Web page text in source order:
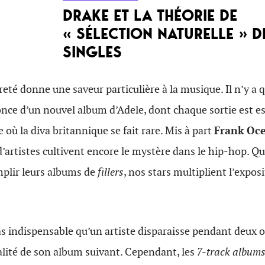
DRAKE ET LA THÉORIE DE
« SÉLECTION NATURELLE »
SINGLES
donne une saveur particulière à la musique. Il n’y a
d’un nouvel album d’Adele, dont chaque sortie est
où la diva britannique se fait rare. Mis à part Frank
cultivent encore le mystère dans le hip-hop.
leurs albums de fillers, nos stars multiplient
indispensable qu’un artiste disparaisse pendant deux
de son album suivant. Cependant, les 7-track albums